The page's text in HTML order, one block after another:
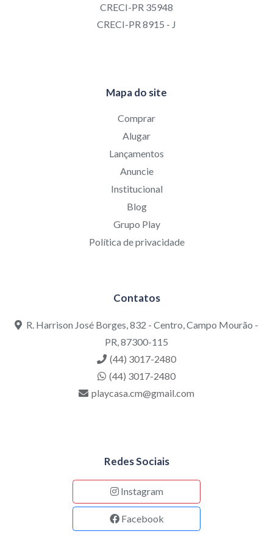
CRECI-PR 35948
CRECI-PR 8915 - J
Mapa do site
Comprar
Alugar
Lançamentos
Anuncie
Institucional
Blog
Grupo Play
Política de privacidade
Contatos
R. Harrison José Borges, 832 - Centro, Campo Mourão -
PR, 87300-115
(44) 3017-2480
(44) 3017-2480
playcasa.cm@gmail.com
Redes Sociais
Instagram
Facebook